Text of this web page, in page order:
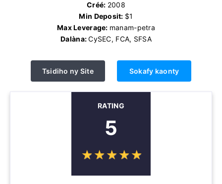
Créé: 2008
Min Deposit: $1
Max Leverage: manam-petra
Dalàna:CySEC, FCA, SFSA
Tsidiho ny Site Sokafy kaonty
RATING
5
☆☆☆☆☆
★★★★★